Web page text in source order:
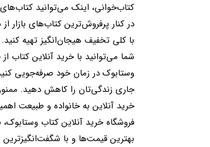
کتاب‌خوانی، اینک می‌توانید کتاب‌های
در کنار پرفروش‌ترین کتاب‌های بازار
با کلی تخفیف هیجان‌انگیز تهیه کنید.
شما می‌توانید با خرید آنلاین کتاب از
وستابوک در زمان خود صرفه‌جویی
جاری زندگی‌تان را کاهش دهید.
خرید آنلاین به خانواده و طبیعت
فروشگاه خرید آنلاین کتاب وستابوک،
بهترین قیمت‌ها و با